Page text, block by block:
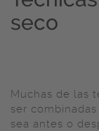
seco
Muchas de las
ser
sea antes o